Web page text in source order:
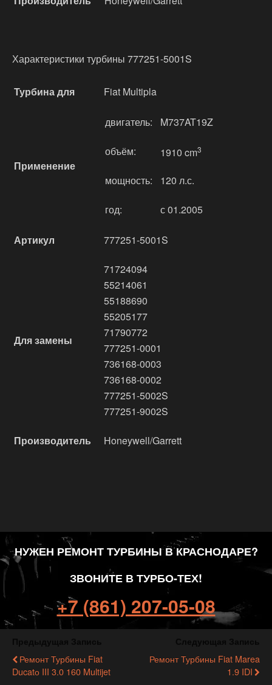
Характеристики турбины 777251-5001S
Турбина для Fiat Multipla
Применение
двигатель: M737AT19Z
объём: 1910 cm3
мощность: 120 л.с.
год: с 01.2005
Артикул 777251-5001S
Для замены
71724094
55214061
55188690
55205177
71790772
777251-0001
736168-0003
736168-0002
777251-5002S
777251-9002S
Производитель Honeywell/Garrett
НУЖЕН РЕМОНТ ТУРБИНЫ В КРАСНОДАРЕ?
ЗВОНИТЕ В ТУРБО-ТЕХ!
+7 (861) 207-05-08
Ремонт Турбины Fiat
Ducatо III 3.0 160 Multijet
Ремонт Турбины Fiat Marea
1.9 IDI